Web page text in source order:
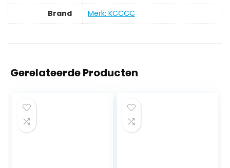
Brand
Merk: KCCCC
Gerelateerde Producten